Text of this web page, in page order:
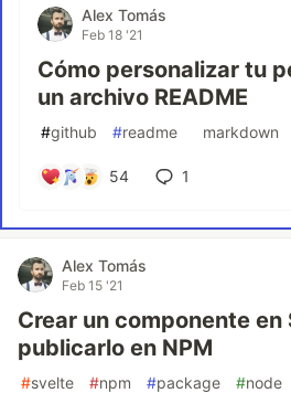
Alex Tomás
Feb 18 '21
Cómo personalizar tu
un archivo README
#github #readme markdown
54 1
Alex Tomás
Feb 15 '21
Crear un componente en
publicarlo en NPM
#svelte #npm #package #node